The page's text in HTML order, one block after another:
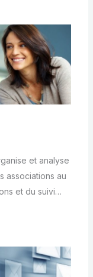
et analyse
associations au
et du suivi…